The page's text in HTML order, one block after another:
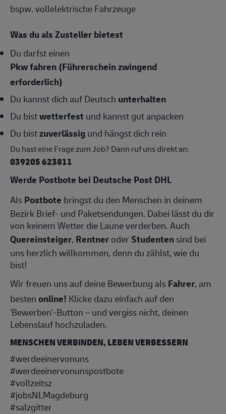
bspw. vollelektrische Fahrzeuge
Was du als Zusteller bietest
Du darfst einen
Pkw fahren (Führerschein zwingend
erforderlich)
Du kannst dich auf Deutsch unterhalten
Du bistwetterfest und kannst gut anpacken
Du bistzuverlässigund hängst dich rein
Du hast eine Frage zum Job? Dann ruf uns direkt an:
039205 623811
Werde Postbote bei Deutsche Post DHL
AlsPostbote bringst du den Menschen in deinem
Bezirk Brief- und Paketsendungen. Dabei lässt du dir
von keinem Wetter die Laune verderben. Auch
Quereinsteiger, RentneroderStudentensind bei
uns herzlich willkommen, denn du zählst, wie du
bist!
Wir freuen uns auf deine Bewerbung alsFahrer, am
bestenonline! Klicke dazu einfach auf den
'Bewerben'-Button – und vergiss nicht, deinen
Lebenslauf hochzuladen.
MENSCHEN VERBINDEN, LEBEN VERBESSERN
#werdeeinervonuns
#werdeeinervonunspostbote
#vollzeitsz
#jobsNLMagdeburg
#salzgitter